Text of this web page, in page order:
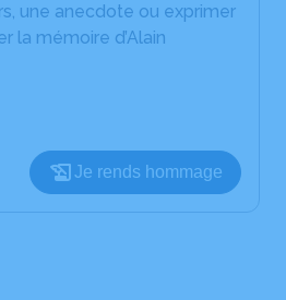
une anecdote ou exprimer
la mémoire d’Alain
Je rends hommage